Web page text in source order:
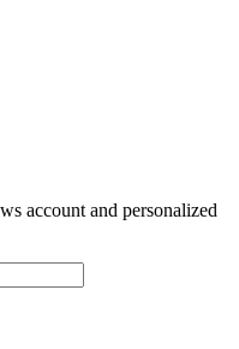
account and personalized